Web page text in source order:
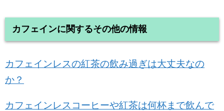
カフェインに関するその他の情報
カフェインレスの紅茶の飲み過ぎは大丈夫なの
か？
カフェインレスコーヒーや紅茶は何杯まで飲んで